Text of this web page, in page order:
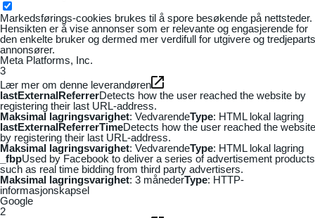
Markedsførings-cookies brukes til å spore besøkende på nettsteder.
Hensikten er å vise annonser som er relevante og engasjerende for
den enkelte bruker og dermed mer verdifull for utgivere og tredjeparts
annonsører.
Meta Platforms, Inc.
3
Lær mer om denne leverandøren
lastExternalReferrerDetects how the user reached the website by
registering their last URL-address.
Maksimal lagringsvarighet: VedvarendeType: HTML lokal lagring
lastExternalReferrerTimeDetects how the user reached the website
by registering their last URL-address.
Maksimal lagringsvarighet: VedvarendeType: HTML lokal lagring
_fbpUsed by Facebook to deliver a series of advertisement products
such as real time bidding from third party advertisers.
Maksimal lagringsvarighet: 3 månederType: HTTP-
informasjonskapsel
Google
2